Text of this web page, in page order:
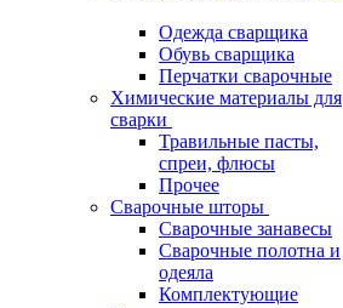
Одежда сварщика
Обувь сварщика
Перчатки сварочные
Химические материалы для
сварки
Травильные пасты,
спреи, флюсы
Прочее
Сварочные шторы
Сварочные занавесы
Сварочные полотна и
одеяла
Комплектующие